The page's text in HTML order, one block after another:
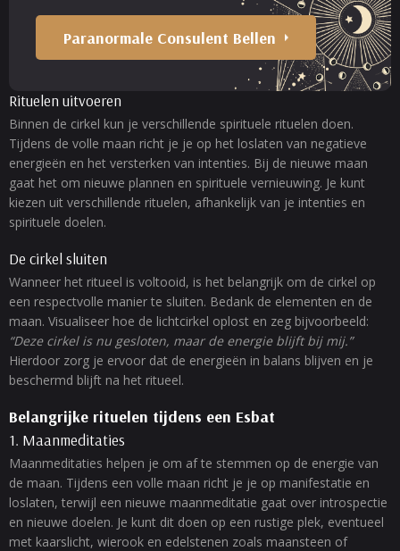
Paranormale Consulent Bellen
Rituelen uitvoeren
Binnen de cirkel kun je verschillende spirituele rituelen doen.
Tijdens de volle maan richt je je op het loslaten van negatieve
energieën en het versterken van intenties. Bij de nieuwe maan
gaat het om nieuwe plannen en spirituele vernieuwing. Je kunt
kiezen uit verschillende rituelen, afhankelijk van je intenties en
spirituele doelen.
De cirkel sluiten
Wanneer het ritueel is voltooid, is het belangrijk om de cirkel op
een respectvolle manier te sluiten. Bedank de elementen en de
maan. Visualiseer hoe de lichtcirkel oplost en zeg bijvoorbeeld:
“Deze cirkel is nu gesloten, maar de energie blijft bij mij.”
Hierdoor zorg je ervoor dat de energieën in balans blijven en je
beschermd blijft na het ritueel.
Belangrijke rituelen tijdens een Esbat
1. Maanmeditaties
Maanmeditaties helpen je om af te stemmen op de energie van
de maan. Tijdens een volle maan richt je je op manifestatie en
loslaten, terwijl een nieuwe maanmeditatie gaat over introspectie
en nieuwe doelen. Je kunt dit doen op een rustige plek, eventueel
met kaarslicht, wierook en edelstenen zoals maansteen of